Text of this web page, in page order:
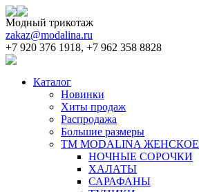
Модный трикотаж
zakaz@modalina.ru
+7 920 376 1918, +7 962 358 8828
Каталог
Новинки
Хиты продаж
Распродажа
Большие размеры
ТМ MODALINA ЖЕНСКОЕ
НОЧНЫЕ СОРОЧКИ
ХАЛАТЫ
САРАФАНЫ